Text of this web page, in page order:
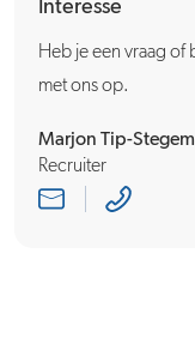
Interesse
Heb je een vraag of
met ons op.
Marjon Tip-
Recruiter